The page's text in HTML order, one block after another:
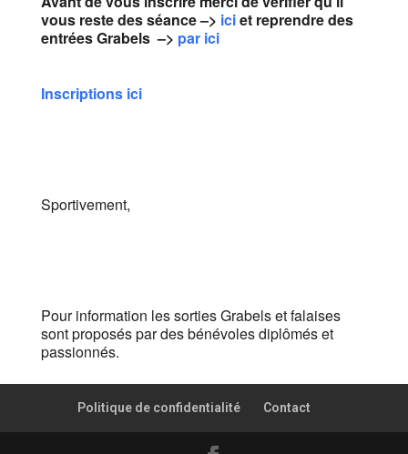
vous reste des séance –> iciet reprendre des
entrées Grabels –> par ici
Inscriptions ici
Sportivement,
Pour information les sorties Grabels et falaises
sont proposés par des bénévoles diplômés et
passionnés.
Politique de confidentialité Contact